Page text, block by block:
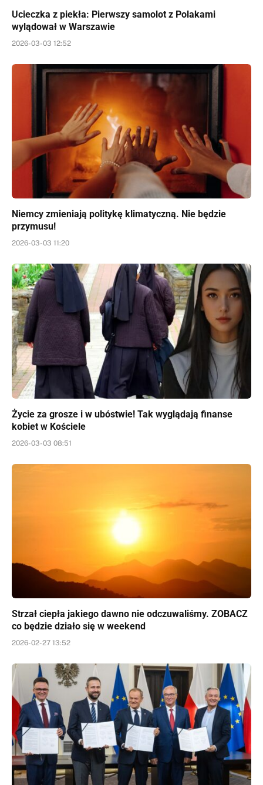
Ucieczka z piekła: Pierwszy samolot z Polakami
wylądował w Warszawie
2026-03-03 12:52
Niemcy zmieniają politykę klimatyczną. Nie będzie
przymusu!
2026-03-03 11:20
Życie za grosze i w ubóstwie! Tak wyglądają finanse
kobiet w Kościele
2026-03-03 08:51
Strzał ciepła jakiego dawno nie odczuwaliśmy. ZOBACZ
co będzie działo się w weekend
2026-02-27 13:52